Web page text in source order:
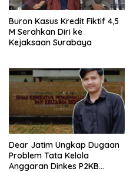
Buron Kasus Kredit Fiktif 4,5
M Serahkan Diri ke
Kejaksaan Surabaya
Dear Jatim Ungkap Dugaan
Problem Tata Kelola
Anggaran Dinkes P2KB